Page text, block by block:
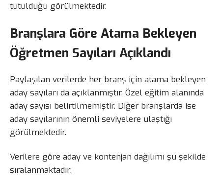
tutulduğu görülmektedir.
Branşlara Göre Atama Bekleyen
Öğretmen Sayıları Açıklandı
Paylaşılan verilerde her branş için atama bekleyen
aday sayıları da açıklanmıştır. Özel eğitim alanında
aday sayısı belirtilmemiştir. Diğer branşlarda ise
aday sayılarının önemli seviyelere ulaştığı
görülmektedir.
Verilere göre aday ve kontenjan dağılımı şu şekilde
sıralanmaktadır: